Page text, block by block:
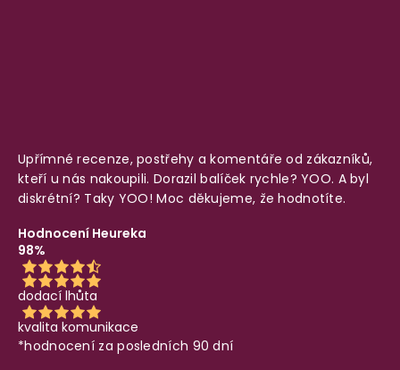
Upřímné recenze, postřehy a komentáře od zákazníků,
kteří u nás nakoupili. Dorazil balíček rychle? YOO. A byl
diskrétní? Taky YOO! Moc děkujeme, že hodnotíte.
Hodnocení Heureka
98%
dodací lhůta
kvalita komunikace
*hodnocení za posledních 90 dní